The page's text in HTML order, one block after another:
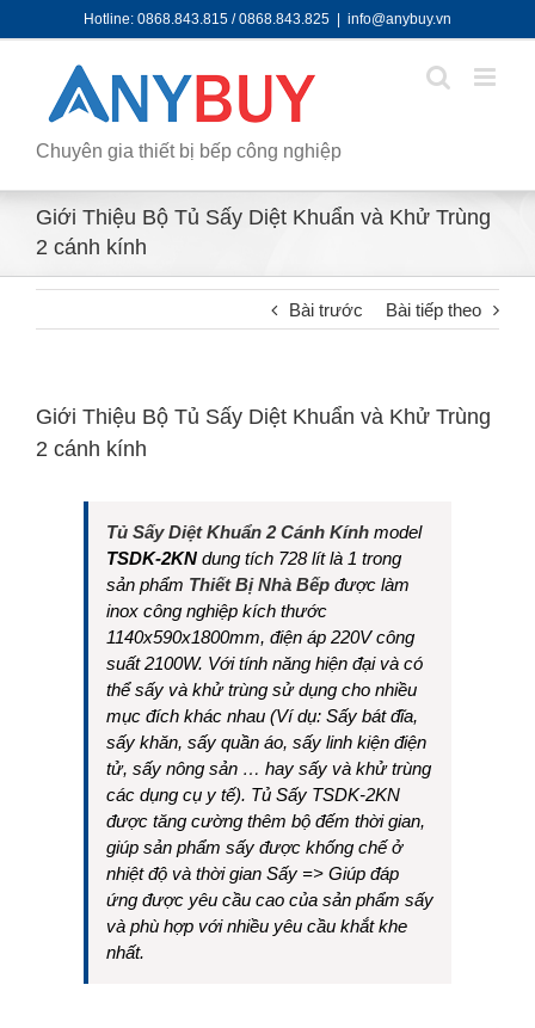
to
Hotline: 0868.843.815 / 0868.843.825 info@anybuy.vn
Chuyên gia thiết bị bếp công nghiệp
Giới Thiệu Bộ Tủ Sấy Diệt Khuẩn và Khử Trùng
2 cánh kính
Bài trước Bài tiếp theo
Giới Thiệu Bộ Tủ Sấy Diệt Khuẩn và Khử Trùng
2 cánh kính
Tủ Sấy Diệt Khuẩn 2 Cánh Kính model
TSDK-2KN dung tích 728 lít là 1 trong
sản phẩm Thiết Bị Nhà Bếp được làm
inox công nghiệp kích thước
1140x590x1800mm, điện áp 220V công
suất 2100W. Với tính năng hiện đại và có
thể sấy và khử trùng sử dụng cho nhiều
mục đích khác nhau (Ví dụ: Sấy bát đĩa,
sấy khăn, sấy quần áo, sấy linh kiện điện
tử, sấy nông sản … hay sấy và khử trùng
các dụng cụ y tế). Tủ Sấy TSDK-2KN
được tăng cường thêm bộ đếm thời gian,
giúp sản phẩm sấy được khống chế ở
nhiệt độ và thời gian Sấy => Giúp đáp
ứng được yêu cầu cao của sản phẩm sấy
và phù hợp với nhiều yêu cầu khắt khe
nhất.